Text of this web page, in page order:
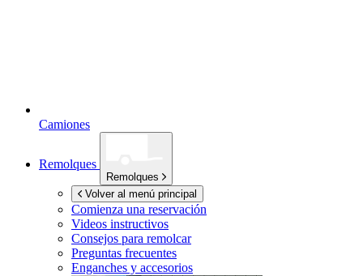
Camiones
Remolques
Remolques
Volver al menú principal
Comienza una reservación
Videos instructivos
Consejos para remolcar
Preguntas frecuentes
Enganches y accesorios